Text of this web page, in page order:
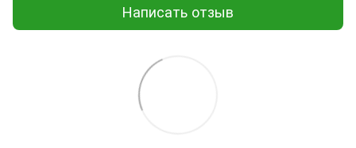
Написать отзыв